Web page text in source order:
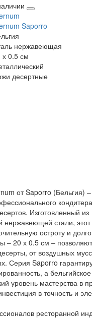
Saporro
нержавеющая
х 0.5 см
десертные
от Saporro (Бельгия)
Изготовленный из
нержавеющей стали,
остроту и
– 20 х 0.5 см –
от воздушных
Серия Saporro
а
уровень мастерства в
в точность и
ресторанной